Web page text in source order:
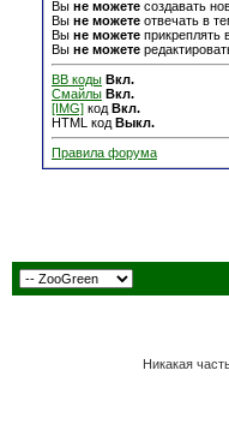
Вы не можете создавать
Вы не можете отвечать в
Вы не можете прикреплять
Вы не можете
BB коды Вкл.
Смайлы Вкл.
[IMG] код Вкл.
HTML код Выкл.
Правила форума
Никакая